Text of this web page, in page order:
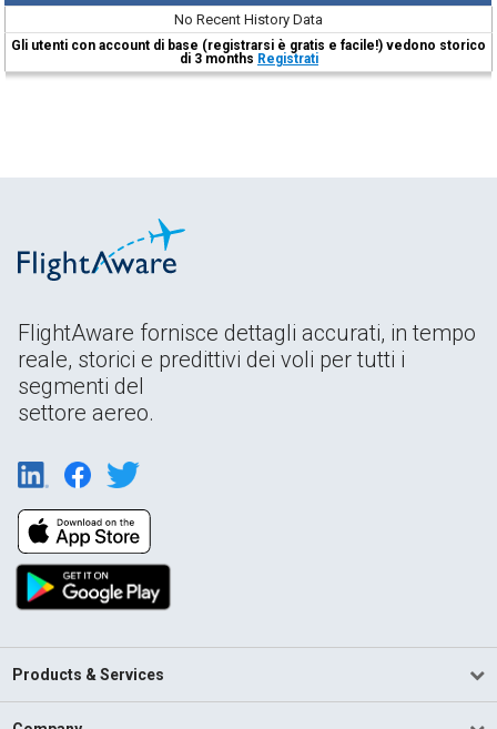
No Recent History Data
Gli utenti con account di base (registrarsi è gratis e facile!) vedono storico
di 3 months Registrati
FlightAware fornisce dettagli accurati, in tempo
reale, storici e predittivi dei voli per tutti i
segmenti del
settore aereo.
Products & Services